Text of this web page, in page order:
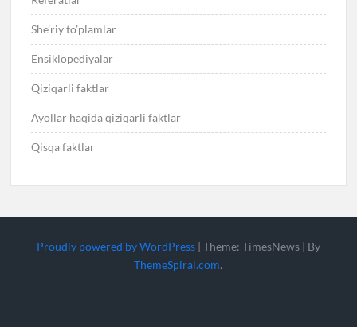
She’riy to’plamlar
Ensiklopediyalar
Qiziqarli faktlar
Ayollar haqida qiziqarli faktlar
Qisqa faktlar
Proudly powered by WordPress | Theme: TimesNews | By
ThemeSpiral.com.